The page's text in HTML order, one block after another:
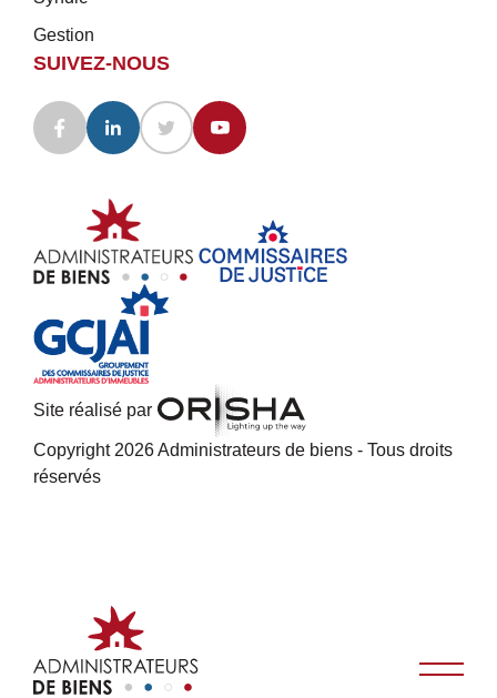
Gestion
SUIVEZ-NOUS
Site réalisé par
Copyright 2026 Administrateurs de biens - Tous droits
réservés